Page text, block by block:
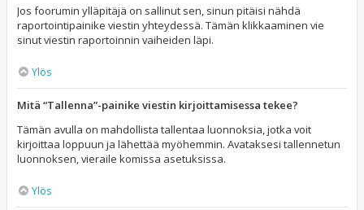
Jos foorumin ylläpitäjä on sallinut sen, sinun pitäisi nähdä
raportointipainike viestin yhteydessä. Tämän klikkaaminen vie
sinut viestin raportoinnin vaiheiden läpi.
Ylös
Mitä “Tallenna”-painike viestin kirjoittamisessa tekee?
Tämän avulla on mahdollista tallentaa luonnoksia, jotka voit
kirjoittaa loppuun ja lähettää myöhemmin. Avataksesi tallennetun
luonnoksen, vieraile komissa asetuksissa.
Ylös